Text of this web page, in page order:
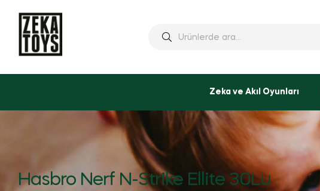
Zeka ve Akıl Oyunları
Hasbro Nerf N-Strike Ellite 30Lu